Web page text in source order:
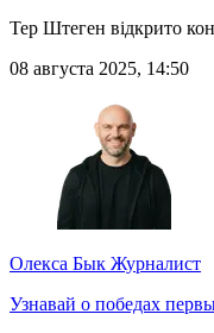
Тер Штеген відкрито
08 августа 2025, 14:50
Олекса Бык Журналист
Узнавай о победах